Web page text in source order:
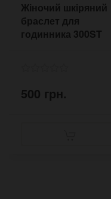
Жіночий шкіряний
браслет для
годинника 300ST
500 грн.